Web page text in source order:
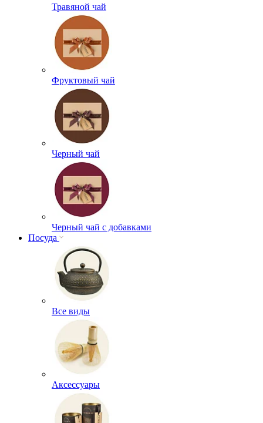
Травяной чай
Фруктовый чай
Черный чай
Черный чай с добавками
Посуда
Все виды
Аксессуары